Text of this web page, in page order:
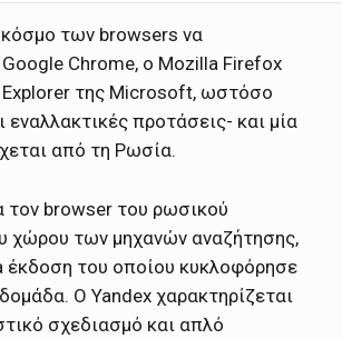
των browsers να
Google Chrome, ο Mozilla Firefox
Explorer της Microsoft, ωστόσο
εναλλακτικές προτάσεις- και μία
από τη Ρωσία.
τον browser του ρωσικού
χώρου των μηχανών αναζήτησης,
έκδοση του οποίου κυκλοφόρησε
Ο Yandex χαρακτηρίζεται
σχεδιασμό και απλό